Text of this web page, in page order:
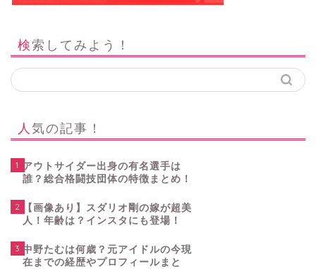
検索してみよう！
人気の記事！
1 アウトサイダー出身の有名選手は
誰？総合格闘技団体の特徴まとめ！
2
【画像あり】スダリオ剛の嫁が超美
人！年齢は？インスタにも登場！
3 中野たむは何歳？元アイドルの今現
在までの経歴やプロフィールまと